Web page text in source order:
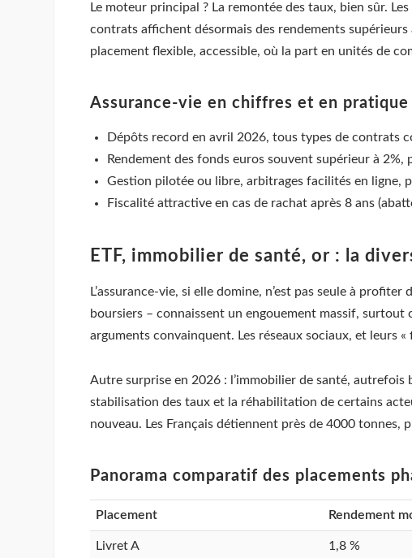
Le moteur principal ? La remontée des taux, bien sûr.
contrats affichent désormais des rendements
placement flexible, accessible, où la part en unités de
Assurance-vie en chiffres et en pratique
Dépôts record en avril 2026, tous types de contrats
Rendement des fonds euros souvent supérieur à
Gestion pilotée ou libre, arbitrages facilités en ligne,
Fiscalité attractive en cas de rachat après 8 ans
ETF, immobilier de santé, or : la
L’assurance-vie, si elle domine, n’est pas seule à
boursiers – connaissent un engouement massif, surtout
arguments convainquent. Les réseaux sociaux, et leurs
Autre surprise en 2026 : l’immobilier de santé,
stabilisation des taux et la réhabilitation de certains
nouveau. Les Français détiennent près de 4000 tonnes,
Panorama comparatif des placements
Placement Rendement
Livret A 1,8 %